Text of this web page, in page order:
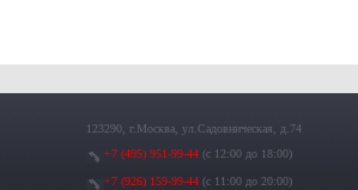
123290, г.Москва, ул.Садовническая, д.74
+7 (495) 951-99-44 (с 12:00 до 18:00)
+7 (926) 159-99-44 (с 11:00 до 20:00)